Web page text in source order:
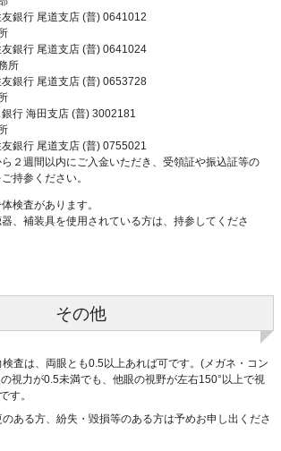
行 尾道支店 (普) 0641012
行 尾道支店 (普) 0641024
所
行 尾道支店 (普) 0653728
海田支店 (普) 3002181
行 尾道支店 (普) 0755021
２週間以内にご入金いただき、受領証や振込証等の
持参ください。
検査があります。
、補装具を使用されている方は、持参してくださ
その他
査は、両眼とも0.5以上あれば可です。(メガネ・コン
視力が0.5未満でも、他眼の視野が左右150°以上で視
す。
ある方、紛失・毀損等のある方は予めお申し出くださ